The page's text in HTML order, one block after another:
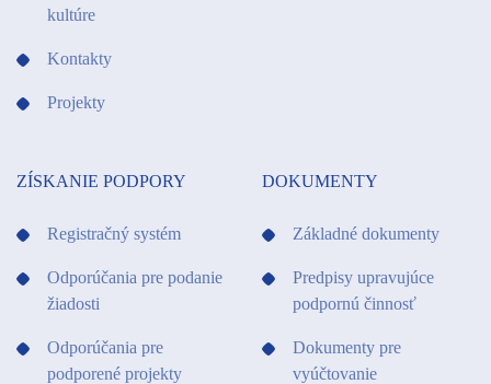
kultúre
Kontakty
Projekty
ZÍSKANIE PODPORY
Registračný systém
Odporúčania pre podanie
žiadosti
Odporúčania pre
podporené projekty
DOKUMENTY
Základné dokumenty
Predpisy upravujúce
podpornú činnosť
Dokumenty pre
vyúčtovanie